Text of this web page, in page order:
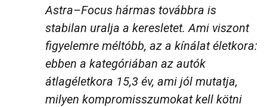
Astra–Focus hármas továbbra is
stabilan uralja a keresletet. Ami viszont
figyelemre méltóbb, az a kínálat életkora:
ebben a kategóriában az autók
átlagéletkora 15,3 év, ami jól mutatja,
milyen kompromisszumokat kell kötni